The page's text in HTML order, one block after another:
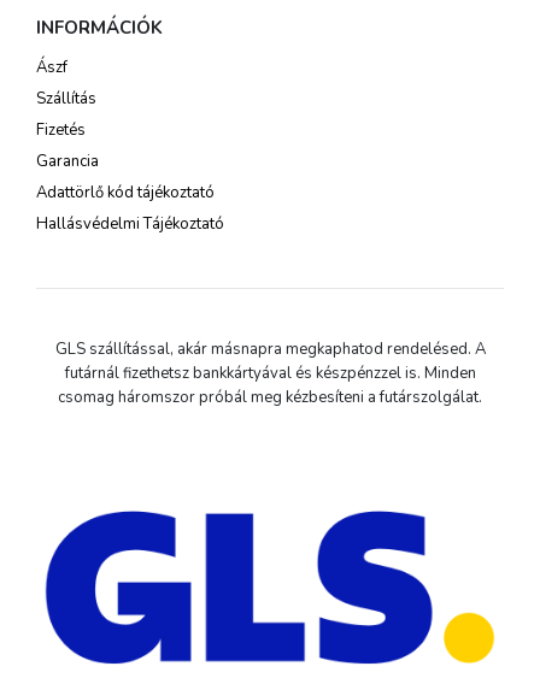
INFORMÁCIÓK
Ászf
Szállítás
Fizetés
Garancia
Adattörlő kód tájékoztató
Hallásvédelmi Tájékoztató
GLS szállítással, akár másnapra megkaphatod rendelésed. A
futárnál fizethetsz bankkártyával és készpénzzel is. Minden
csomag háromszor próbál meg kézbesíteni a futárszolgálat.